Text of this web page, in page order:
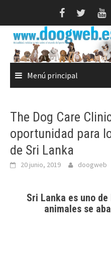
Menú principal
The Dog Care
oportunidad para
de Sri Lanka
20 junio, 2019 doogweb
Sri Lanka es uno
animales se